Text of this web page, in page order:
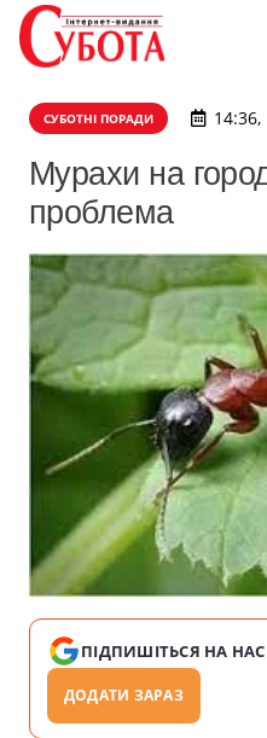
СУБОТНІ ПОРАДИ
Мурахи на
проблема
ПІДПИШІТЬСЯ НА НАС
ДОДАТИ ЗАРАЗ